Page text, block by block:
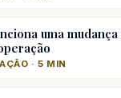
uma
· 5 MIN